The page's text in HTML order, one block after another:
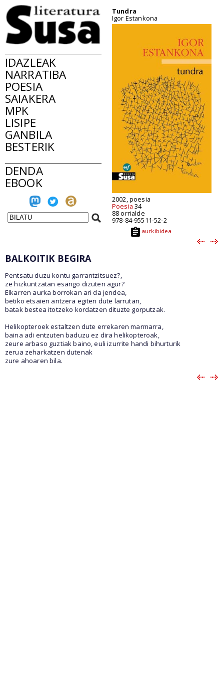
IDAZLEAK
NARRATIBA
POESIA
SAIAKERA
MPK
LISIPE
GANBILA
BESTERIK
DENDA
EBOOK
Tundra
Igor Estankona
2002, poesia
Poesia 34
88 orrialde
978-84-95511-52-2
aurkibidea
BALKOITIK BEGIRA
Pentsatu duzu kontu garrantzitsuez?,
ze hizkuntzatan esango dizuten agur?
Elkarren aurka borrokan ari da jendea,
betiko etsaien antzera egiten dute larrutan,
batak bestea itotzeko kordatzen dituzte gorputzak.
Helikopteroek estaltzen dute errekaren marmarra,
baina adi entzuten baduzu ez dira helikopteroak,
zeure arbaso guztiak baino, euli izurrite handi bihurturik
zerua zeharkatzen dutenak
zure ahoaren bila.